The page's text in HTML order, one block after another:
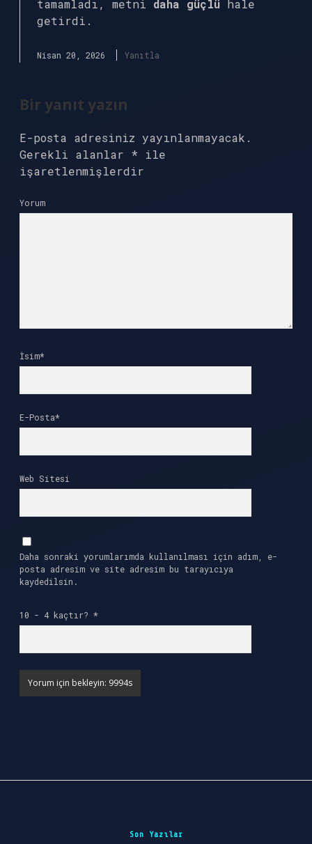
tamamladı, metni daha güçlü hale
getirdi.
Nisan 20, 2026 Yanıtla
Bir yanıt yazın
E-posta adresiniz yayınlanmayacak.
Gerekli alanlar * ile
işaretlenmişlerdir
Yorum
İsim*
E-Posta*
Web Sitesi
Daha sonraki yorumlarımda kullanılması için adım, e-
posta adresim ve site adresim bu tarayıcıya
kaydedilsin.
10 - 4 kaçtır? *
Son Yazılar